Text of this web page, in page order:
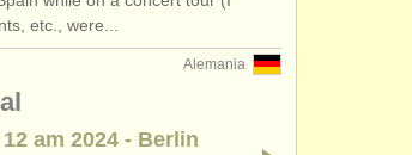
etc., were...
Alemania
am 2024 - Berlin